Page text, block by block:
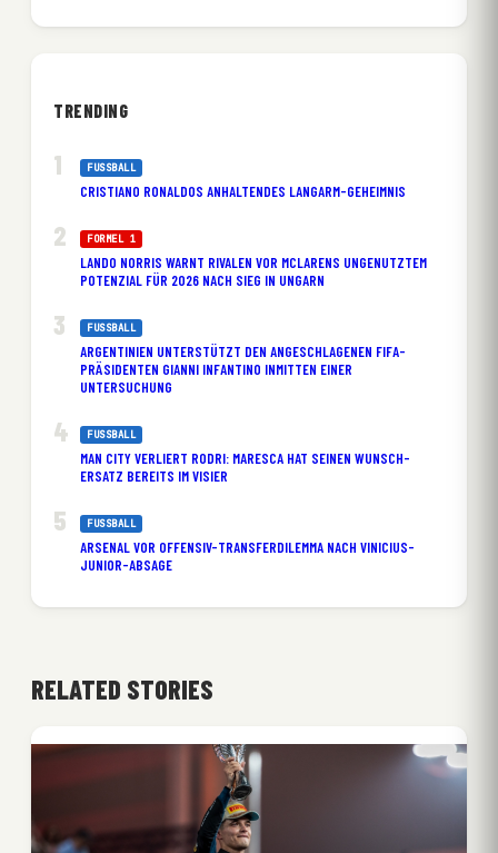
TRENDING
FUSSBALL
CRISTIANO RONALDOS ANHALTENDES LANGARM-GEHEIMNIS
FORMEL 1
LANDO NORRIS WARNT RIVALEN VOR MCLARENS UNGENUTZTEM
POTENZIAL FÜR 2026 NACH SIEG IN UNGARN
FUSSBALL
ARGENTINIEN UNTERSTÜTZT DEN ANGESCHLAGENEN FIFA-
PRÄSIDENTEN GIANNI INFANTINO INMITTEN EINER
UNTERSUCHUNG
FUSSBALL
MAN CITY VERLIERT RODRI: MARESCA HAT SEINEN WUNSCH-
ERSATZ BEREITS IM VISIER
FUSSBALL
ARSENAL VOR OFFENSIV-TRANSFERDILEMMA NACH VINICIUS-
JUNIOR-ABSAGE
RELATED STORIES